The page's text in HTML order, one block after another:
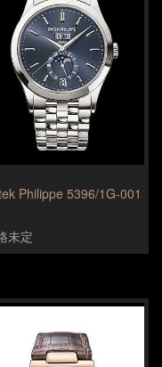
Philippe 5396/1G-001
未定